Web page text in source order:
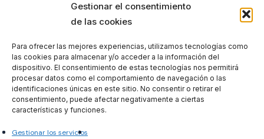
Gestionar el consentimiento
de las cookies
Para ofrecer las mejores experiencias, utilizamos tecnologías como
las cookies para almacenar y/o acceder a la información del
dispositivo. El consentimiento de estas tecnologías nos permitirá
procesar datos como el comportamiento de navegación o las
identificaciones únicas en este sitio. No consentir o retirar el
consentimiento, puede afectar negativamente a ciertas
características y funciones.
Gestionar los servicios
Todos nuestros productos tienen
incluido el IVA en su precio.